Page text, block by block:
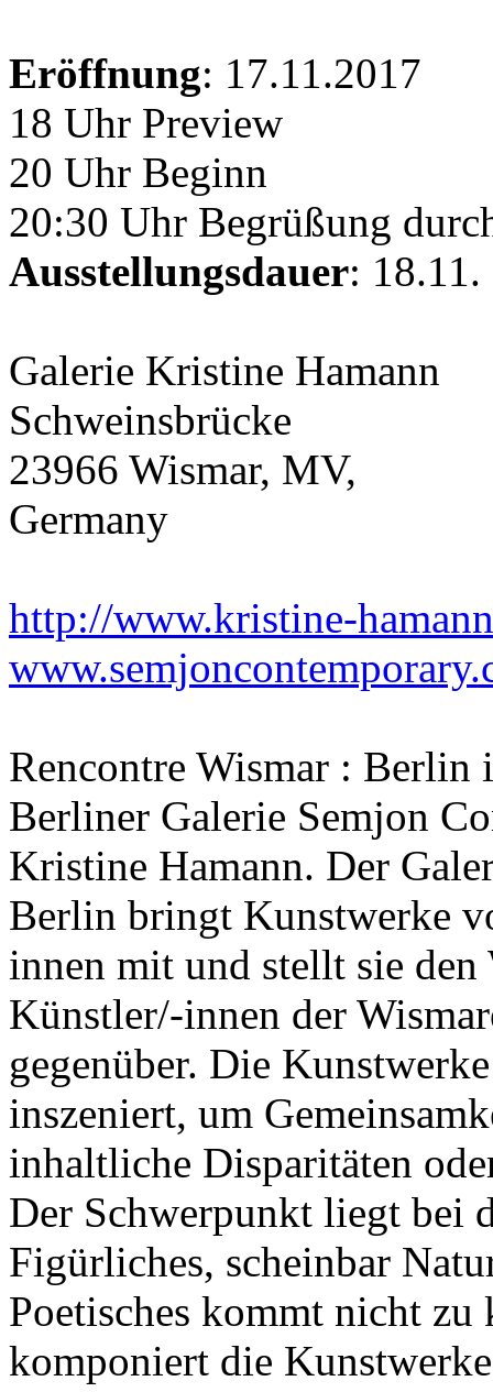
Eröffnung: 17.11.2017
18 Uhr Preview
20 Uhr Beginn
20:30 Uhr Begrüßung
Ausstellungsdauer:
Galerie Kristine Hamann
Schweinsbrücke
23966 Wismar, MV,
Germany
http://www.kristine-
Rencontre Wismar : Berlin
Berliner Galerie Semjon
Kristine Hamann. Der
Berlin bringt Kunstwerke
innen mit und stellt sie den
Künstler/-innen der
gegenüber. Die
inszeniert, um
inhaltliche Disparitäten
Der Schwerpunkt liegt bei
Figürliches, scheinbar
Poetisches kommt nicht
komponiert die